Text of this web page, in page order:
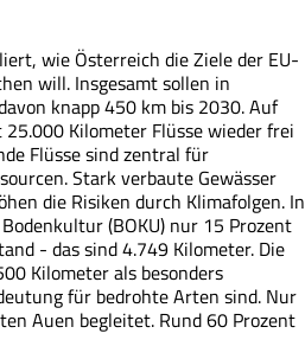
wie Österreich die Ziele der EU-
will. Insgesamt sollen in
knapp 450 km bis 2030. Auf
Kilometer Flüsse wieder frei
Flüsse sind zentral für
Stark verbaute Gewässer
die Risiken durch Klimafolgen. In
(BOKU) nur 15 Prozent
- das sind 4.749 Kilometer. Die
Kilometer als besonders
für bedrohte Arten sind. Nur
Auen begleitet. Rund 60 Prozent